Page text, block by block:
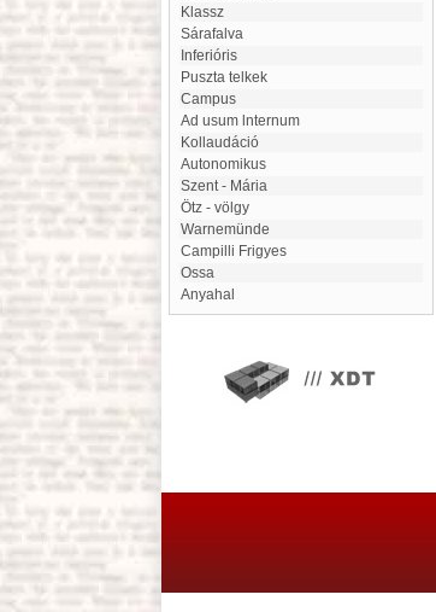
klassz
Sárafalva
inferióris
Puszta telkek
Campus
ad usum lnternum
Kollaudáció
autonomikus
Szent - Mária
Ötz - völgy
Warnemünde
Campilli Frigyes
Ossa
Anyahal